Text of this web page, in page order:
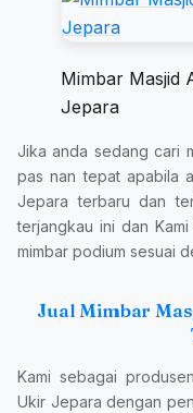
Mimbar Masjid
Jepara
Jika anda sedang cari
pas nan tepat apabila
Jepara terbaru dan
terjangkau ini dan
mimbar podium sesuai
Jual Mimbar
Kami sebagai
Ukir Jepara dengan